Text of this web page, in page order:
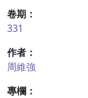
卷期：
331
作者：
周維強
專欄：